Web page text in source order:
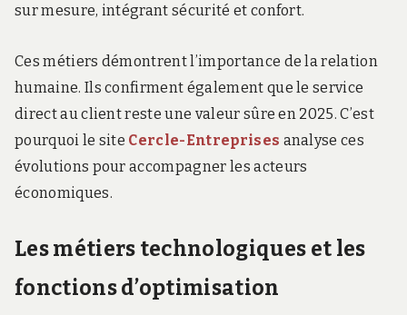
sur mesure, intégrant sécurité et confort.
Ces métiers démontrent l’importance de la relation
humaine. Ils confirment également que le service
direct au client reste une valeur sûre en 2025. C’est
pourquoi le site Cercle-Entreprises analyse ces
évolutions pour accompagner les acteurs
économiques.
Les métiers technologiques et les
fonctions d’optimisation